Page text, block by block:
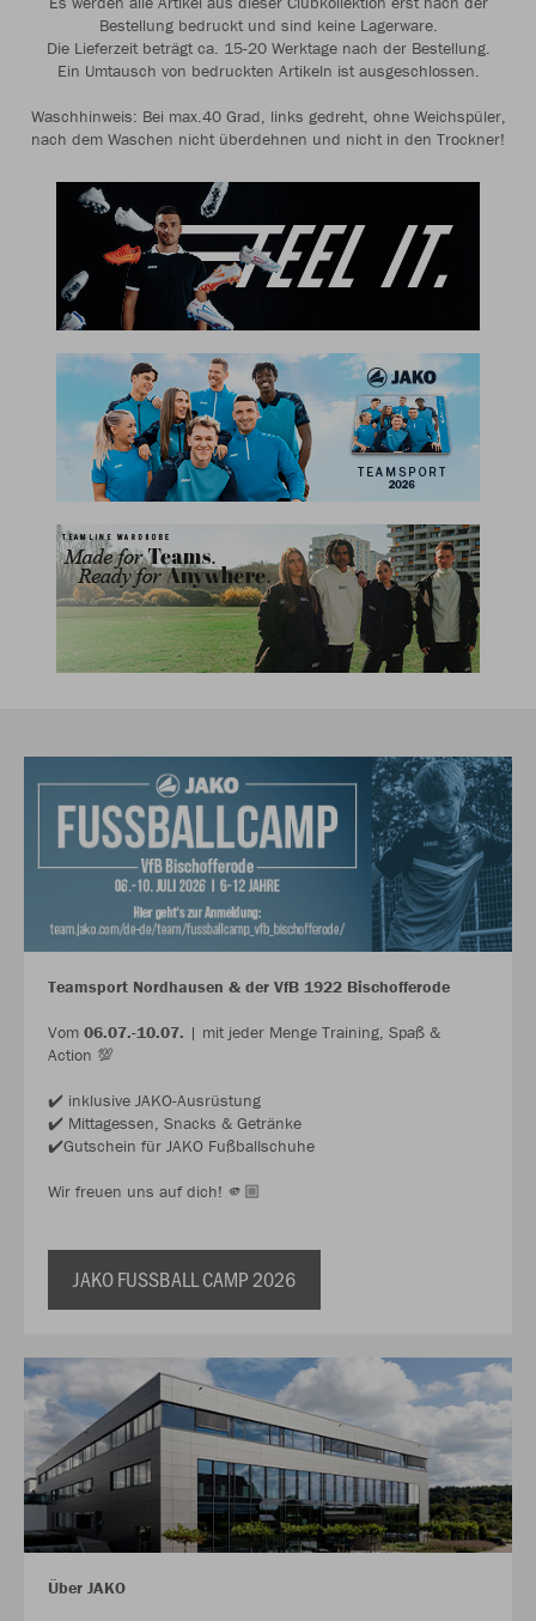
Bestellung bedruckt und sind keine Lagerware.
Die Lieferzeit beträgt ca. 15-20 Werktage nach der Bestellung.
Ein Umtausch von bedruckten Artikeln ist ausgeschlossen.
Waschhinweis: Bei max.40 Grad, links gedreht, ohne Weichspüler,
nach dem Waschen nicht überdehnen und nicht in den Trockner!
Teamsport Nordhausen & der VfB 1922 Bischofferode
Vom 06.07.-10.07. | mit jeder Menge Training, Spaß &
Action 💯
✔️ inklusive JAKO-Ausrüstung
✔️ Mittagessen, Snacks & Getränke
✔️Gutschein für JAKO Fußballschuhe
Wir freuen uns auf dich! 🫵🏼
JAKO FUSSBALL CAMP 2026
Über JAKO